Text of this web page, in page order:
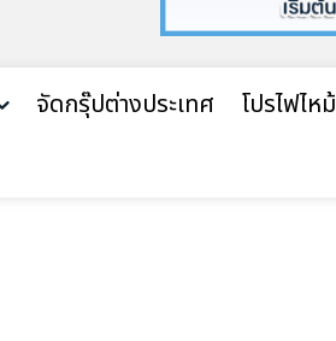
จัดกรุ๊ปต่างประเทศ โปรไฟไหม้